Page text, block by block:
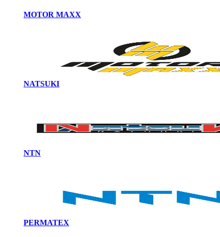
MOTOR MAXX
NATSUKI
NTN
PERMATEX